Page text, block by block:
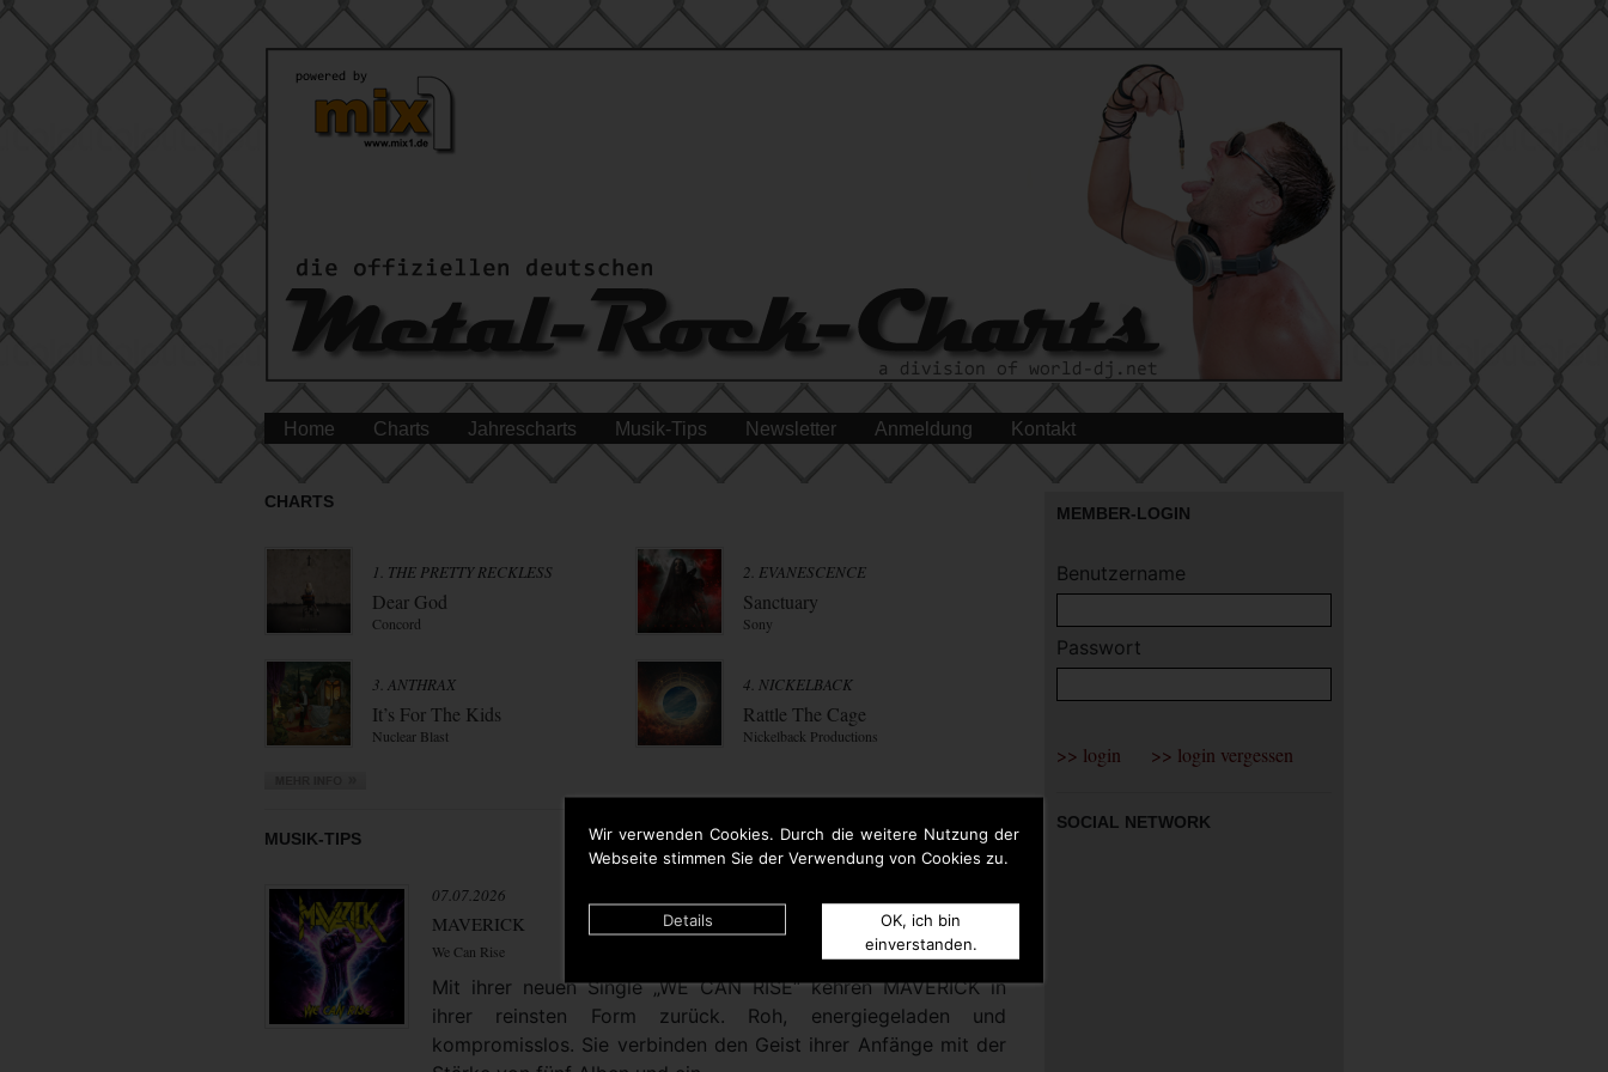
Wir verwenden Cookies. Durch die weitere Nutzung der
Webseite stimmen Sie der Verwendung von Cookies zu.
Details
OK, ich bin
einverstanden.
Home Charts Jahrescharts Musik-Tips Newsletter Anmeldung Kontakt
CHARTS
1. THE PRETTY RECKLESS
Dear God
Concord
2. EVANESCENCE
Sanctuary
Sony
3. ANTHRAX
It’s For The Kids
Nuclear Blast
4. NICKELBACK
Rattle The Cage
Nickelback Productions
MUSIK-TIPS
07.07.2026
MAVERICK
We Can Rise
Mit ihrer neuen Single „WE CAN RISE“ kehren MAVERICK in
ihrer reinsten Form zurück. Roh, energiegeladen und
kompromisslos. Sie verbinden den Geist ihrer Anfänge mit der
MEMBER-LOGIN
Benutzername
Passwort
SOCIAL NETWORK